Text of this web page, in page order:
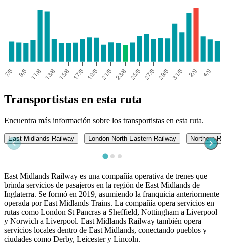
Transportistas en esta ruta
Encuentra más información sobre los transportistas en esta ruta.
East Midlands Railway London North Eastern Railway Northern
East Midlands Railway es una compañía operativa de trenes que
brinda servicios de pasajeros en la región de East Midlands de
Inglaterra. Se formó en 2019, asumiendo la franquicia anteriormente
operada por East Midlands Trains. La compañía opera servicios en
rutas como London St Pancras a Sheffield, Nottingham a Liverpool
y Norwich a Liverpool. East Midlands Railway también opera
servicios locales dentro de East Midlands, conectando pueblos y
ciudades como Derby, Leicester y Lincoln.